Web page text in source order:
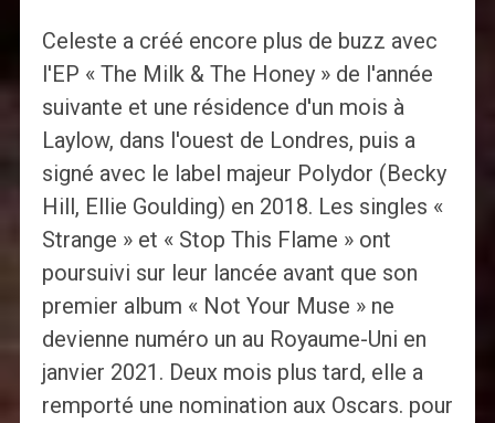
Celeste a créé encore plus de buzz avec
l'EP « The Milk & The Honey » de l'année
suivante et une résidence d'un mois à
Laylow, dans l'ouest de Londres, puis a
signé avec le label majeur Polydor (Becky
Hill, Ellie Goulding) en 2018. Les singles «
Strange » et « Stop This Flame » ont
poursuivi sur leur lancée avant que son
premier album « Not Your Muse » ne
devienne numéro un au Royaume-Uni en
janvier 2021. Deux mois plus tard, elle a
remporté une nomination aux Oscars. pour